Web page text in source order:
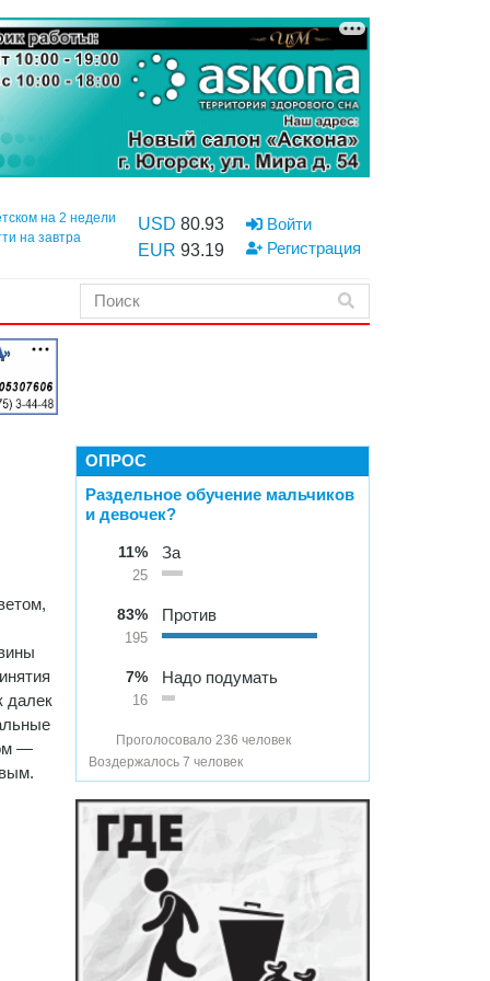
на 2 недели
на завтра
USD 80.93
EUR 93.19
Войти
Регистрация
далек
—
ОПРОС
Раздельное обучение мальчиков
и девочек?
11%
25
За
83%
195
Против
7%
16
Надо подумать
Проголосовало 236 человек
Воздержалось 7 человек